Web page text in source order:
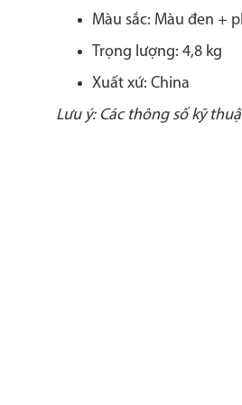
Màu sắc: Màu đen +
Trọng lượng: 4,8 kg
Xuất xứ: China
Lưu ý: Các thông số kỹ